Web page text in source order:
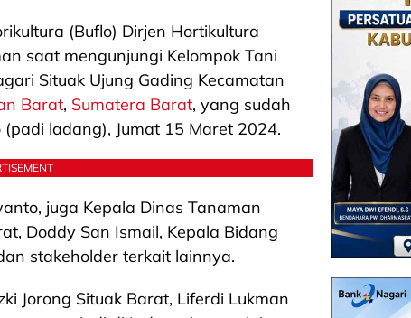
(Buflo) Dirjen Hortikultura
saat mengunjungi Kelompok Tani
Situak Ujung Gading Kecamatan
Barat, Sumatera Barat, yang sudah
ladang), Jumat 15 Maret 2024.
juga Kepala Dinas Tanaman
Doddy San Ismail, Kepala Bidang
stakeholder terkait lainnya.
Jorong Situak Barat, Liferdi Lukman